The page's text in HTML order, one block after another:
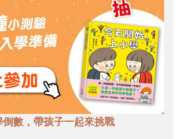
倒數，帶孩子一起來挑戰